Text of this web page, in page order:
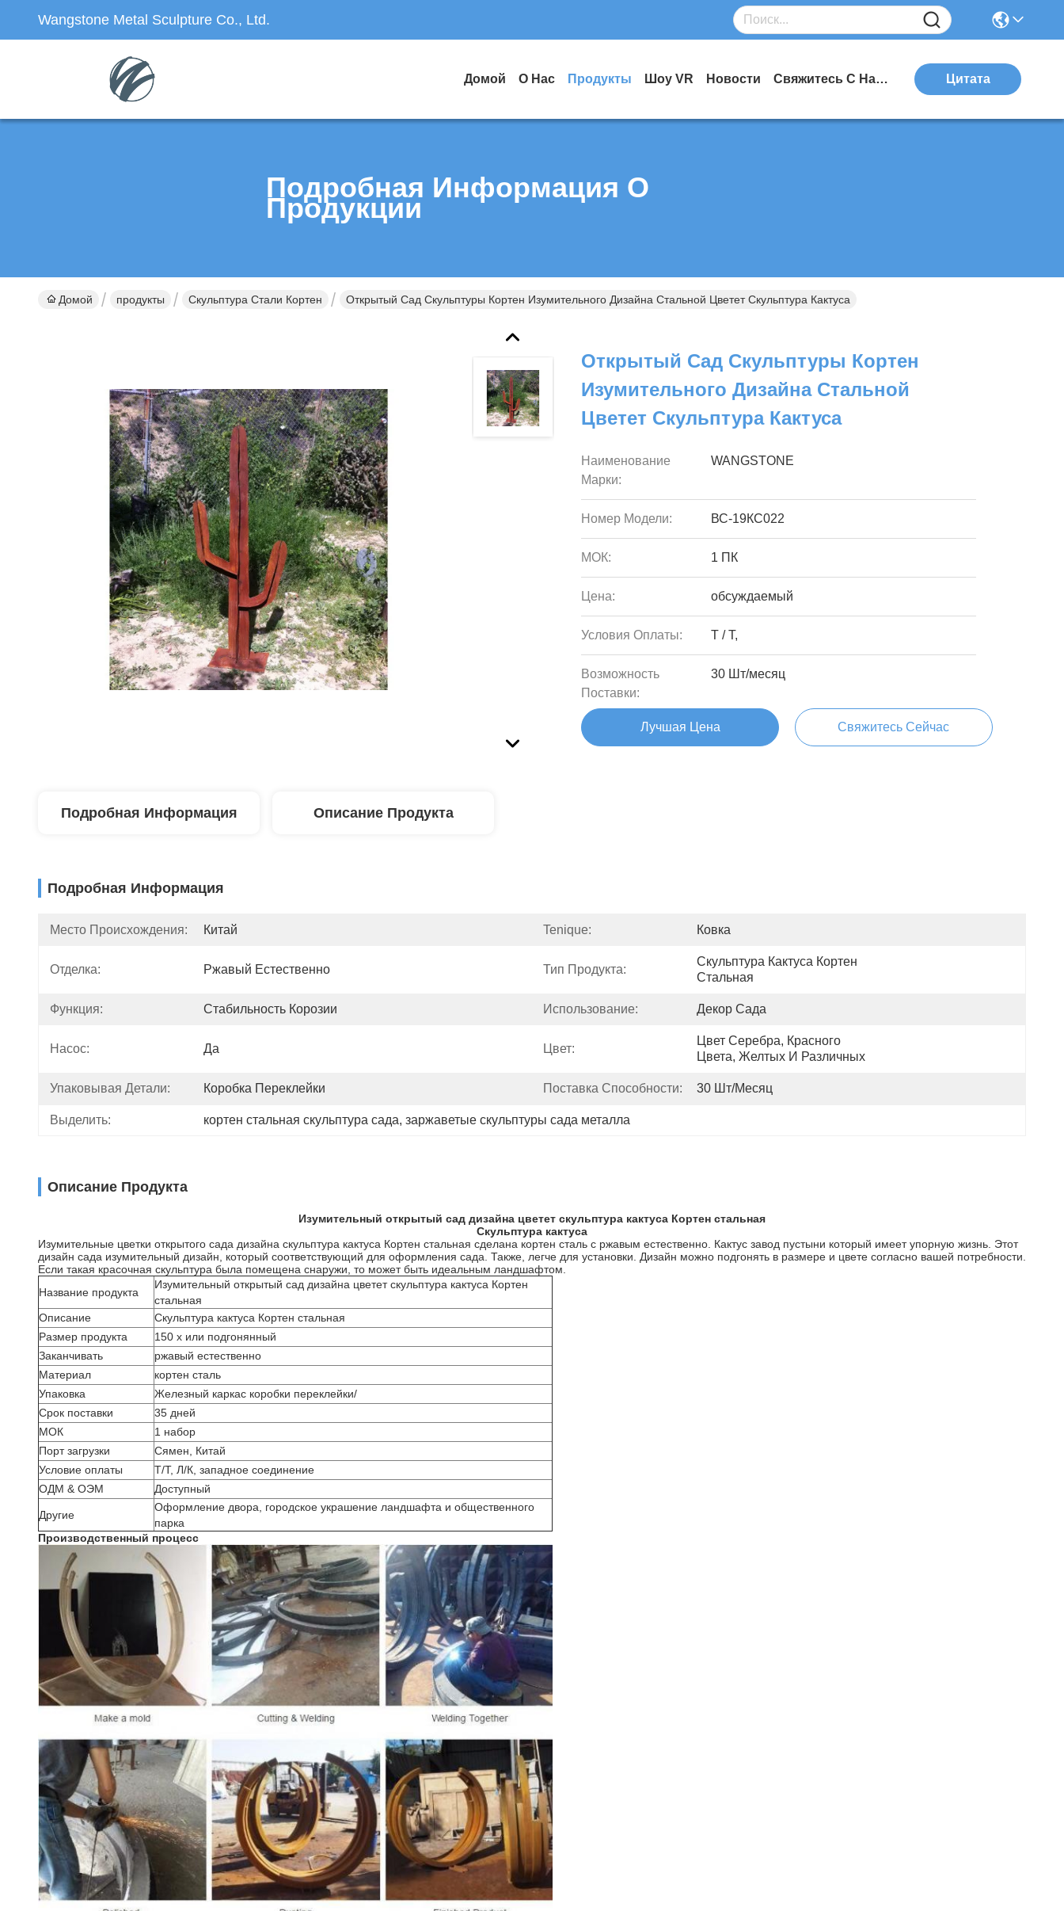
Wangstone Metal Sculpture Co., Ltd.
Домой О Нас Продукты Шоу VR Новости Свяжитесь С Нами Цитата
Подробная Информация О
Продукции
Домой продукты Скульптура Стали Кортен Открытый Сад Скульптуры Кортен Изумительного Дизайна Стальной Цветет Скульптура Кактуса
Открытый Сад Скульптуры Кортен
Изумительного Дизайна Стальной
Цветет Скульптура Кактуса
Наименование
Марки:
WANGSTONE
Номер Модели: ВС-19КС022
МОК: 1 ПК
Цена: обсуждаемый
Условия Оплаты: T / T,
Возможность
Поставки:
30 Шт/месяц
Лучшая Цена Свяжитесь Сейчас
Подробная Информация Описание Продукта
Подробная Информация
Место Происхождения: Китай Tenique: Ковка
Отделка: Ржавый Естественно Тип Продукта:
Скульптура Кактуса Кортен
Стальная
Функция: Стабильность Корозии Использование: Декор Сада
Насос: Да Цвет:
Цвет Серебра, Красного
Цвета, Желтых И Различных
Упаковывая Детали: Коробка Переклейки Поставка Способности: 30 Шт/месяц
Выделить: кортен стальная скульптура сада, заржаветые скульптуры сада металла
Описание Продукта
Изумительный открытый сад дизайна цветет скульптура кактуса Кортен стальная
Скульптура кактуса
Изумительные цветки открытого сада дизайна скульптура кактуса Кортен стальная сделана кортен сталь с ржавым естественно. Кактус завод пустыни который имеет упорную жизнь. Этот
дизайн сада изумительный дизайн, который соответствующий для оформления сада. Также, легче для установки. Дизайн можно подгонять в размере и цвете согласно вашей потребности.
Если такая красочная скульптура была помещена снаружи, то может быть идеальным ландшафтом.
Название продукта
Изумительный открытый сад дизайна цветет скульптура кактуса Кортен
стальная
Описание
Скульптура кактуса Кортен стальная
Размер продукта
150 х или подгонянный
Заканчивать
ржавый естественно
Материал
кортен сталь
Упаковка
Железный каркас коробки переклейки/
Срок поставки
35 дней
МОК
1 набор
Порт загрузки
Сямен, Китай
Условие оплаты
Т/Т, Л/К, западное соединение
ОДМ & ОЭМ
Доступный
Другие
Оформление двора, городское украшение ландшафта и общественного
парка
Производственный процесс